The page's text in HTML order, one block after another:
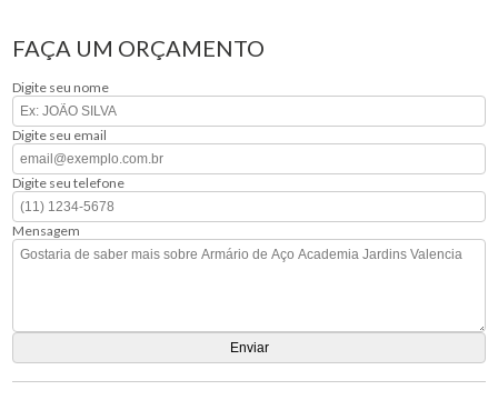
FAÇA UM ORÇAMENTO
Digite seu nome
Digite seu email
Digite seu telefone
Mensagem